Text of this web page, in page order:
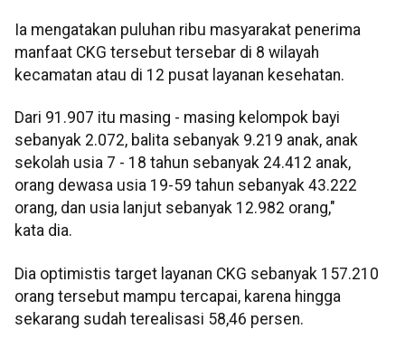
Ia mengatakan puluhan ribu masyarakat penerima
manfaat CKG tersebut tersebar di 8 wilayah
kecamatan atau di 12 pusat layanan kesehatan.
Dari 91.907 itu masing - masing kelompok bayi
sebanyak 2.072, balita sebanyak 9.219 anak, anak
sekolah usia 7 - 18 tahun sebanyak 24.412 anak,
orang dewasa usia 19-59 tahun sebanyak 43.222
orang, dan usia lanjut sebanyak 12.982 orang,"
kata dia.
Dia optimistis target layanan CKG sebanyak 157.210
orang tersebut mampu tercapai, karena hingga
sekarang sudah terealisasi 58,46 persen.